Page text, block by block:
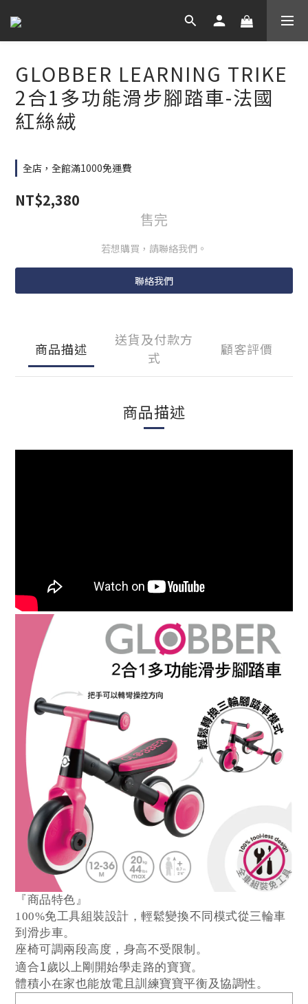
GLOBBER LEARNING TRIKE
2合1多功能滑步腳踏車-法國
紅絲絨
全店，全館滿1000免運費
NT$2,380
售完
若想購買，請聯絡我們。
聯絡我們
商品描述
送貨及付款方
式
顧客評價
商品描述
『商品特色』
100%免工具組裝設計，輕鬆變換不同模式從三輪車
到滑步車。
座椅可調兩段高度，身高不受限制。
適合1歲以上剛開始學走路的寶寶。
體積小在家也能放電且訓練寶寶平衡及協調性。